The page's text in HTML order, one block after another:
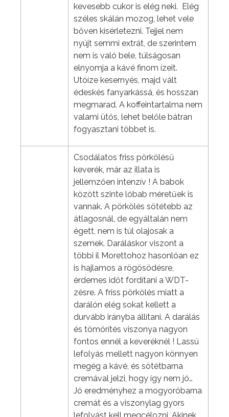
kevesebb cukor is elég neki. Elég
széles skálán mozog, lehet vele
bőven kísérletezni. Tejjel nem
nyújt semmi extrát, de szerintem
nem is való bele, túlságosan
elnyomja a kávé finom ízeit.
Utóíze kesernyés, majd vált
édeskés fanyarkássá, és hosszan
megmarad. A koffeintartalma nem
valami ütős, lehet belőle bátran
fogyasztani többet is.
Csodálatos friss pörkölésű
keverék, már az illata is
jellemzően intenzív ! A babok
között szinte lóbab méretűek is
vannak. A pörkölés sötétebb az
átlagosnál, de egyáltalán nem
égett, nem is túl olajosak a
szemek. Daráláskor viszont a
többi il Morettohoz hasonlóan ez
is hajlamos a rögösödésre,
érdemes időt fordítani a WDT-
zésre. A friss pörkölés miatt a
darálón elég sokat kellett a
durvább irányba állítani. A darálás
és tömörítés viszonya nagyon
fontos ennél a keveréknél ! Lassú
lefolyás mellett nagyon könnyen
megég a kávé, és sötétbarna
cremával jelzi, hogy így nem jó…
Jó eredményhez a mogyoróbarna
cremát és a viszonylag gyors